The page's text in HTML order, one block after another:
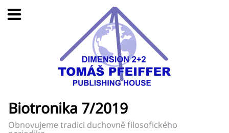
Biotronika 7/2019
Obnovujeme tradici duchovně filosofického